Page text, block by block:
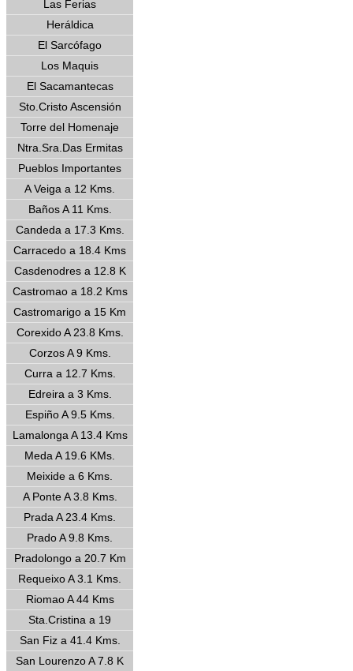
Las Ferias
Heráldica
El Sarcófago
Los Maquis
El Sacamantecas
Sto.Cristo Ascensión
Torre del Homenaje
Ntra.Sra.Das Ermitas
Pueblos Importantes
A Veiga a 12 Kms.
Baños A 11 Kms.
Candeda a 17.3 Kms.
Carracedo a 18.4 Kms
Casdenodres a 12.8 K
Castromao a 18.2 Kms
Castromarigo a 15 Km
Corexido A 23.8 Kms.
Corzos A 9 Kms.
Curra a 12.7 Kms.
Edreira a 3 Kms.
Espiño A 9.5 Kms.
Lamalonga A 13.4 Kms
Meda A 19.6 KMs.
Meixide a 6 Kms.
A Ponte A 3.8 Kms.
Prada A 23.4 Kms.
Prado A 9.8 Kms.
Pradolongo a 20.7 Km
Requeixo A 3.1 Kms.
Riomao A 44 Kms
Sta.Cristina a 19
San Fiz a 41.4 Kms.
San Lourenzo A 7.8 K